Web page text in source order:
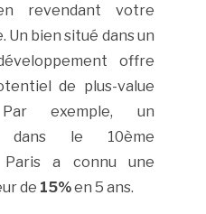
revendant votre
bien situé dans un
offre
de plus-value
exemple, un
dans le 10ème
Paris a connu une
de 15%en 5 ans.